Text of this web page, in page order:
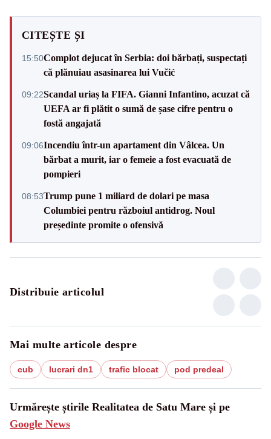
CITEȘTE ȘI
15:50Complot dejucat în Serbia: doi bărbați, suspectați
că plănuiau asasinarea lui Vučić
09:22Scandal uriaș la FIFA. Gianni Infantino, acuzat că
UEFA ar fi plătit o sumă de șase cifre pentru o
fostă angajată
09:06Incendiu într-un apartament din Vâlcea. Un
bărbat a murit, iar o femeie a fost evacuată de
pompieri
08:53Trump pune 1 miliard de dolari pe masa
Columbiei pentru războiul antidrog. Noul
președinte promite o ofensivă
Distribuie articolul
Mai multe articole despre
cub lucrari dn1 trafic blocat pod predeal
Urmărește știrile Realitatea de Satu Mare și pe
Google News